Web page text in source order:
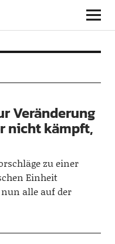
Veränderung
nicht kämpft,
zu einer
Einheit
alle auf der